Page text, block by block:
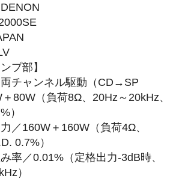
プ部】
チャンネル駆動（CD→SP
80W（負荷8Ω、20Hz～20kHz、
）
／160W＋160W（負荷4Ω、
0.7%）
率／0.01%（定格出力-3dB時、
）